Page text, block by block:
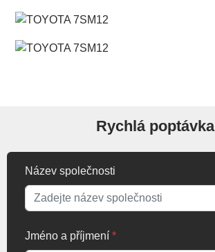
Rychlá poptávka
Název společnosti
Jméno a příjmení *